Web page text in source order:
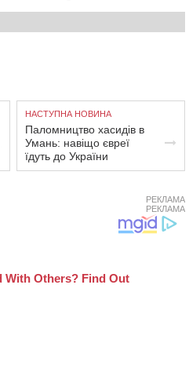
НАСТУПНА НОВИНА
Паломництво хасидів в
Умань: навіщо євреї
їдуть до України
РЕКЛАМА
РЕКЛАМА